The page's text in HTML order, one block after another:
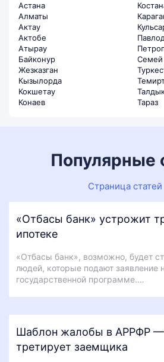
Астана
Алматы
Актау
Актобе
Атырау
Байконур
Жезказган
Кызылорда
Кокшетау
Конаев
Семей
Тараз
Популярные
Страница статей
«Отбасы банк» устрожит
ипотеке
«Отбасы банк», возможно, будет
людей, которые подают заявление
государственной программе.…
Шаблон жалобы в АРРФР
третирует заемщика